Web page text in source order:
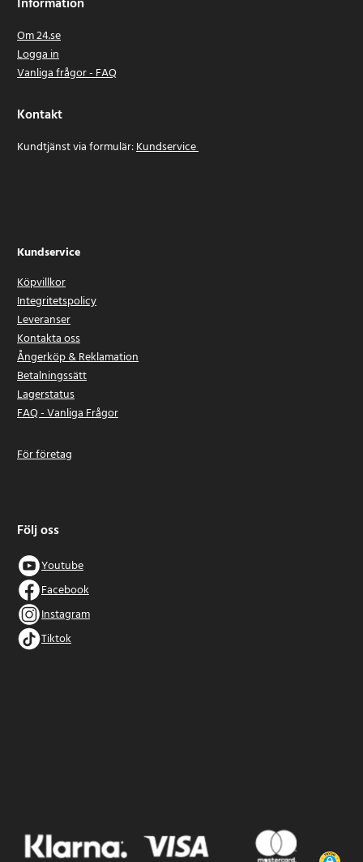
Om 24.se
Logga in
Vanliga frågor - FAQ
Kontakt
Kundtjänst via formulär:Kundservice
Kundservice
Köpvillkor
Integritetspolicy
Leveranser
Kontakta oss
Ångerköp & Reklamation
Betalningssätt
Lagerstatus
FAQ - Vanliga Frågor
För företag
Följ oss
Youtube
Facebook
Instagram
Tiktok